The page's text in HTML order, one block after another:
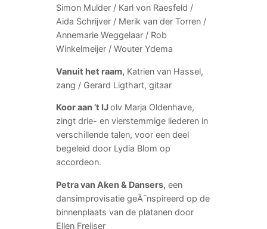
Simon Mulder / Karl von Raesfeld /
Aida Schrijver / Merik van der Torren /
Annemarie Weggelaar / Rob
Winkelmeijer / Wouter Ydema
Vanuit het raam, Katrien van Hassel,
zang / Gerard Ligthart, gitaar
Koor aan ’t IJolv Marja Oldenhave,
zingt drie- en vierstemmige liederen in
verschillende talen, voor een deel
begeleid door Lydia Blom op
accordeon.
Petra van Aken & Dansers, een
dansimprovisatie geÃ¯nspireerd op de
binnenplaats van de platanen door
Ellen Freijser